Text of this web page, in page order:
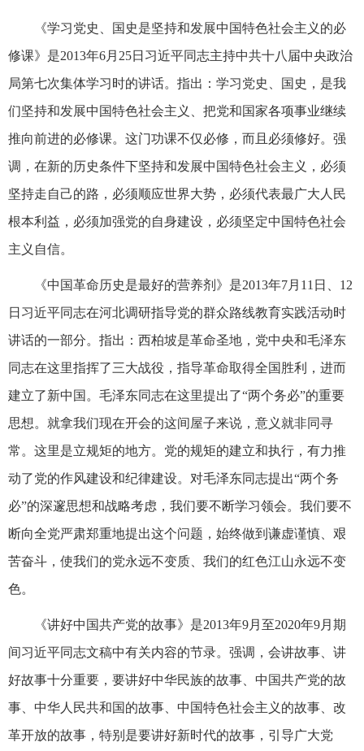
《学习党史、国史是坚持和发展中国特色社会主义的必
修课》是2013年6月25日习近平同志主持中共十八届中央政治
局第七次集体学习时的讲话。指出：学习党史、国史，是我
们坚持和发展中国特色社会主义、把党和国家各项事业继续
推向前进的必修课。这门功课不仅必修，而且必须修好。强
调，在新的历史条件下坚持和发展中国特色社会主义，必须
坚持走自己的路，必须顺应世界大势，必须代表最广大人民
根本利益，必须加强党的自身建设，必须坚定中国特色社会
主义自信。
《中国革命历史是最好的营养剂》是2013年7月11日、12
日习近平同志在河北调研指导党的群众路线教育实践活动时
讲话的一部分。指出：西柏坡是革命圣地，党中央和毛泽东
同志在这里指挥了三大战役，指导革命取得全国胜利，进而
建立了新中国。毛泽东同志在这里提出了“两个务必”的重要
思想。就拿我们现在开会的这间屋子来说，意义就非同寻
常。这里是立规矩的地方。党的规矩的建立和执行，有力推
动了党的作风建设和纪律建设。对毛泽东同志提出“两个务
必”的深邃思想和战略考虑，我们要不断学习领会。我们要不
断向全党严肃郑重地提出这个问题，始终做到谦虚谨慎、艰
苦奋斗，使我们的党永远不变质、我们的红色江山永远不变
色。
《讲好中国共产党的故事》是2013年9月至2020年9月期
间习近平同志文稿中有关内容的节录。强调，会讲故事、讲
好故事十分重要，要讲好中华民族的故事、中国共产党的故
事、中华人民共和国的故事、中国特色社会主义的故事、改
革开放的故事，特别是要讲好新时代的故事，引导广大党